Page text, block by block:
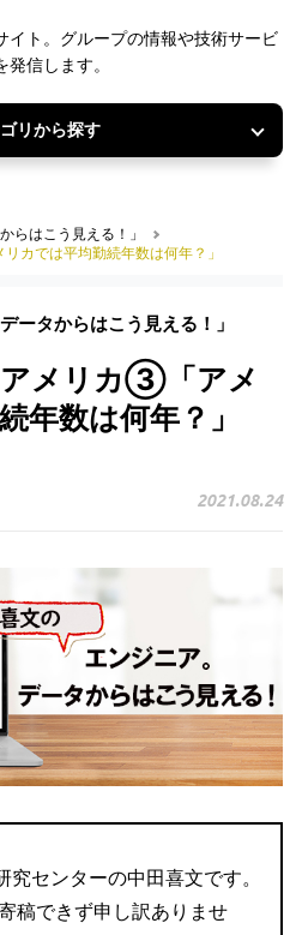
イト。グループの情報や技術サービ
信します。
リから探す
らはこう見える！」
カでは平均勤続年数は何年？」
ータからはこう見える！」
アメリカ③「アメ
年数は何年？」
2021.08.24
センターの中田喜文です。
稿できず申し訳ありませ